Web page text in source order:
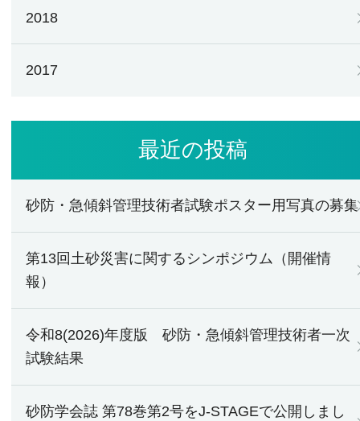
2018
2017
最近の投稿
砂防・急傾斜管理技術者試験ポスター用写真の募集
第13回土砂災害に関するシンポジウム（開催情
報）
令和8(2026)年度版 砂防・急傾斜管理技術者一次
試験結果
砂防学会誌 第78巻第2号をJ-STAGEで公開しまし